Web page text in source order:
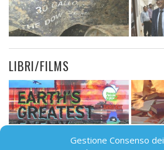
Gestione Consenso dei
LIBRI/FILMS